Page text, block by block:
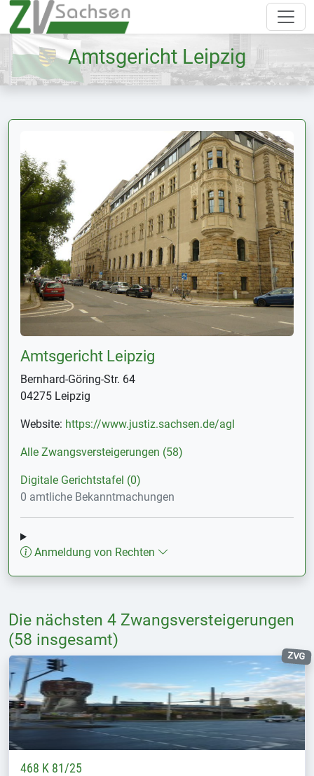
Amtsgericht Leipzig
Die nächsten 4 Zwangsversteigerungen
(58 insgesamt)
ZVG
468 K 81/25
Amtsgericht Leipzig
Bernhard-Göring-Str. 64
04275 Leipzig
Website: https://www.justiz.sachsen.de/agl
Alle Zwangsversteigerungen (58)
Digitale Gerichtstafel (0)
0 amtliche Bekanntmachungen
Anmeldung von Rechten